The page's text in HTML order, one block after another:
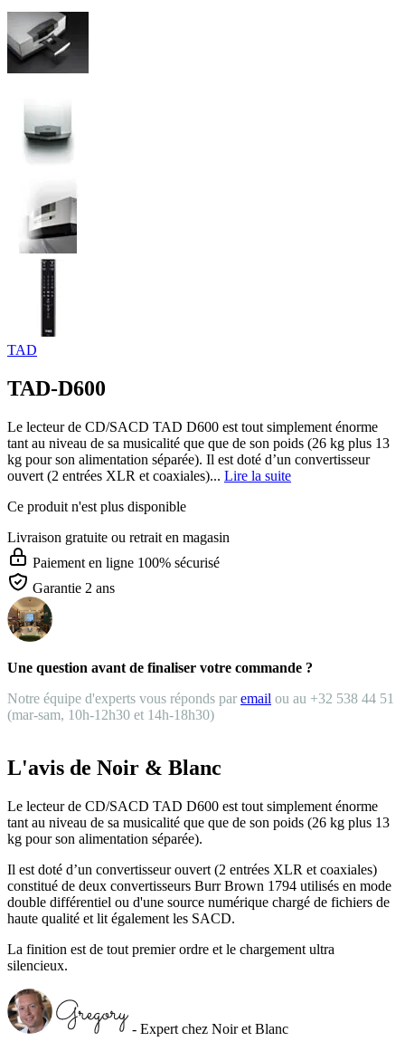
TAD
TAD-D600
Le lecteur de CD/SACD TAD D600 est tout simplement énorme
tant au niveau de sa musicalité que que de son poids (26 kg plus 13
kg pour son alimentation séparée). Il est doté d’un convertisseur
ouvert (2 entrées XLR et coaxiales)... Lire la suite
Ce produit n'est plus disponible
Livraison gratuite ou retrait en magasin
Paiement en ligne 100% sécurisé
Garantie 2 ans
Une question avant de finaliser votre commande ?
Notre équipe d'experts vous réponds par email ou au +32 538 44 51
(mar-sam, 10h-12h30 et 14h-18h30)
L'avis de Noir & Blanc
Le lecteur de CD/SACD TAD D600 est tout simplement énorme
tant au niveau de sa musicalité que que de son poids (26 kg plus 13
kg pour son alimentation séparée).
Il est doté d’un convertisseur ouvert (2 entrées XLR et coaxiales)
constitué de deux convertisseurs Burr Brown 1794 utilisés en mode
double différentiel ou d'une source numérique chargé de fichiers de
haute qualité et lit également les SACD.
La finition est de tout premier ordre et le chargement ultra
silencieux.
- Expert chez Noir et Blanc